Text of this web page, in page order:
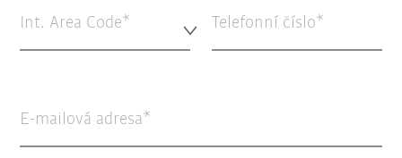
Int. Area Code* Telefonní číslo
E-mailová adresa